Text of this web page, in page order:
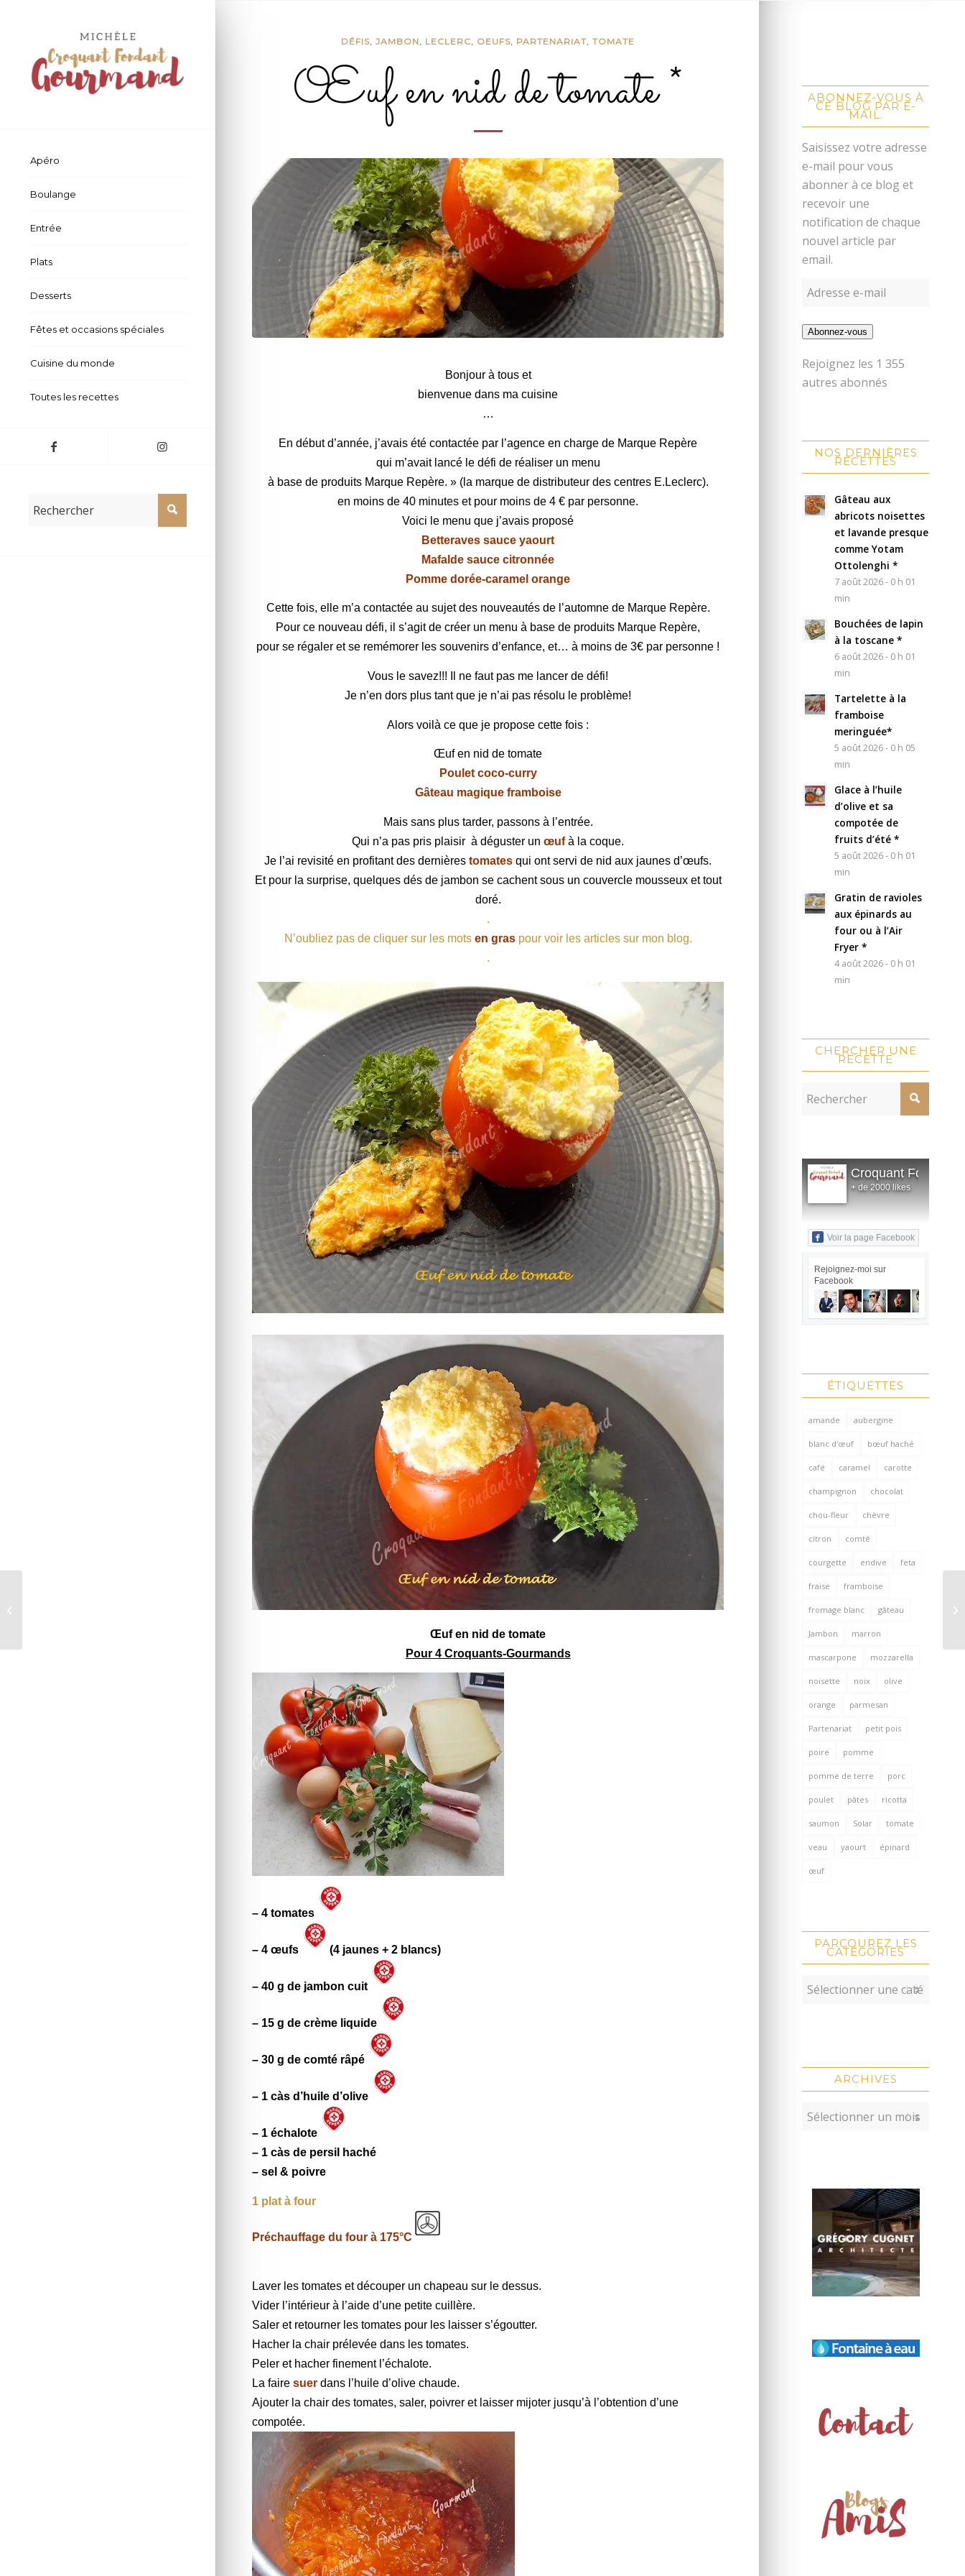
Apéro
Boulange
Entrée
Plats
Desserts
Fêtes et occasions spéciales
Cuisine du monde
Toutes les recettes
DÉFIS,JAMBON, LECLERC, OEUFS, PARTENARIAT,TOMATE
Œuf en nid de tomate *
Bonjour à tous et
bienvenue dans ma cuisine
…
En début d’année, j’avais été contactée par l’agence en charge de Marque Repère
qui m’avait lancé le défi de réaliser un menu
à base de produits Marque Repère. » (la marque de distributeur des centres E.Leclerc).
en moins de 40 minutes et pour moins de 4 € par personne.
Voici le menu que j’avais proposé
Betteraves sauce yaourt
Mafalde sauce citronnée
Pomme dorée-caramel orange
Cette fois, elle m’a contactée au sujet des nouveautés de l’automne de Marque Repère.
Pour ce nouveau défi, il s’agit de créer un menuà base de produits Marque Repère,
pour se régaler et se remémorer les souvenirs d’enfance,et… à moins de 3€ par personne !
Vous le savez!!! Il ne faut pas me lancer de défi!
Je n’en dors plus tant que je n’ai pas résolu le problème!
Alors voilà ce que je propose cette fois :
Œuf en nid de tomate
Poulet coco-curry
Gâteau magique framboise
Mais sans plus tarder, passons à l’entrée.
Qui n’a pas pris plaisir à déguster unœufà la coque.
Je l’ai revisité en profitant des dernièrestomates qui ont servi de nid aux jaunes d’œufs.
Et pour la surprise, quelques dés de jambon se cachentsous un couvercle mousseux et tout
doré.
.
N’oubliez pas de cliquer sur les mots en graspour voir les articles sur mon blog.
.
Œuf en nid de tomate
Pour 4 Croquants-Gourmands
– 4 tomates
– 4 œufs (4 jaunes + 2 blancs)
– 40 g de jambon cuit
– 15 g de crème liquide
– 30 g de comté râpé
– 1 càs d’huile d’olive
– 1 échalote
– 1 càs de persil haché
– sel & poivre
1 plat à four
Préchauffage du four à 175°C
Laver les tomates et découper un chapeau sur le dessus.
Vider l’intérieur à l’aide d’une petite cuillère.
Saler et retourner les tomates pour les laisser s’égoutter.
Hacher la chair prélevée dans les tomates.
Peler et hacher finement l’échalote.
La faire suer dans l’huile d’olive chaude.
Ajouter la chair des tomates, saler, poivrer et laisser mijoter jusqu’à l’obtention d’une
compotée.
ABONNEZ-VOUS À
CE BLOG PAR E-
MAIL.
Saisissez votre adresse
e-mail pour vous
abonner à ce blog et
recevoir une
notification de chaque
nouvel article par
email.
Abonnez-vous
Rejoignez les 1 355
autres abonnés
NOS DERNIÈRES
RECETTES
Gâteau aux
abricots noisettes
et lavande presque
comme Yotam
Ottolenghi *
7 août 2026 - 0 h 01
min
Bouchées de lapin
à la toscane *
6 août 2026 - 0 h 01
min
Tartelette à la
framboise
meringuée*
5 août 2026 - 0 h 05
min
Glace à l’huile
d’olive et sa
compotée de
fruits d’été *
5 août 2026 - 0 h 01
min
Gratin de ravioles
aux épinards au
four ou à l’Air
Fryer *
4 août 2026 - 0 h 01
min
CHERCHER UNE
RECETTE
Croquant Fondant
+ de 2000 likes
Voir la page Facebook
Rejoignez-moi sur
Facebook
ÉTIQUETTES
amande aubergine
blanc d'œuf bœuf haché
café caramel carotte
champignon chocolat
chou-fleur chèvre
citron comté
courgette endive feta
fraise framboise
fromage blanc gâteau
Jambon marron
mascarpone mozzarella
noisette noix olive
orange parmesan
Partenariat petit pois
poire pomme
pomme de terre porc
poulet pâtes ricotta
saumon Solar tomate
veau yaourt épinard
œuf
PARCOUREZ LES
CATÉGORIES
ARCHIVES